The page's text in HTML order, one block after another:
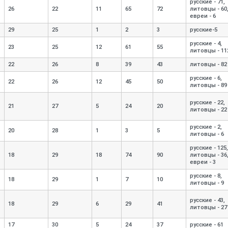
26 22 11 65 72
русские - 71,
литовцы - 60,
евреи - 6
29 25 1 2 3 русские-5
23 25 12 61 55
русские - 4,
литовцы -
22 26 8 39 43 литовцы - 82
22 26 12 45 50
русские - 6,
литовцы - 89
21 27 5 24 20
русские - 22,
литовцы - 22
20 28 1 3 5
русские - 2,
литовцы - 6
18 29 18 74 90
русские - 125,
литовцы - 36,
евреи - 3
18 29 1 7 10
русские - 8,
литовцы - 9
18 29 6 29 41
русские - 43,
литовцы - 27
17 30 5 24 37 русские - 61